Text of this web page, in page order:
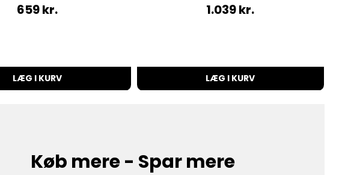
659kr.
LÆG I KURV
1.039kr.
LÆG I KURV
Køb mere - Spar mere